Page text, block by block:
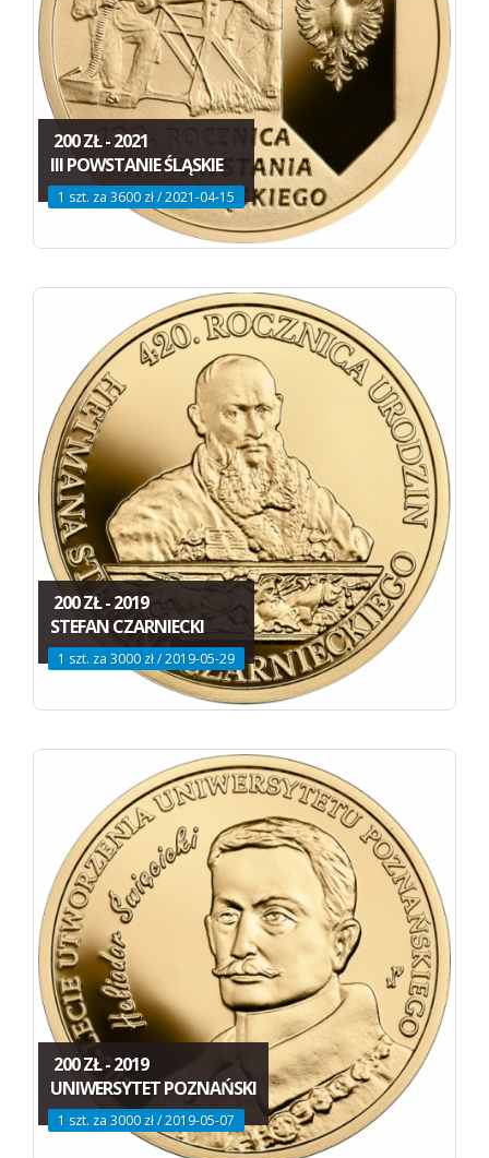
200 ZŁ - 2021
III POWSTANIE ŚLĄSKIE
1 szt. za 3600 zł / 2021-04-15
200 ZŁ - 2019
STEFAN CZARNIECKI
1 szt. za 3000 zł / 2019-05-29
200 ZŁ - 2019
UNIWERSYTET POZNAŃSKI
1 szt. za 3000 zł / 2019-05-07